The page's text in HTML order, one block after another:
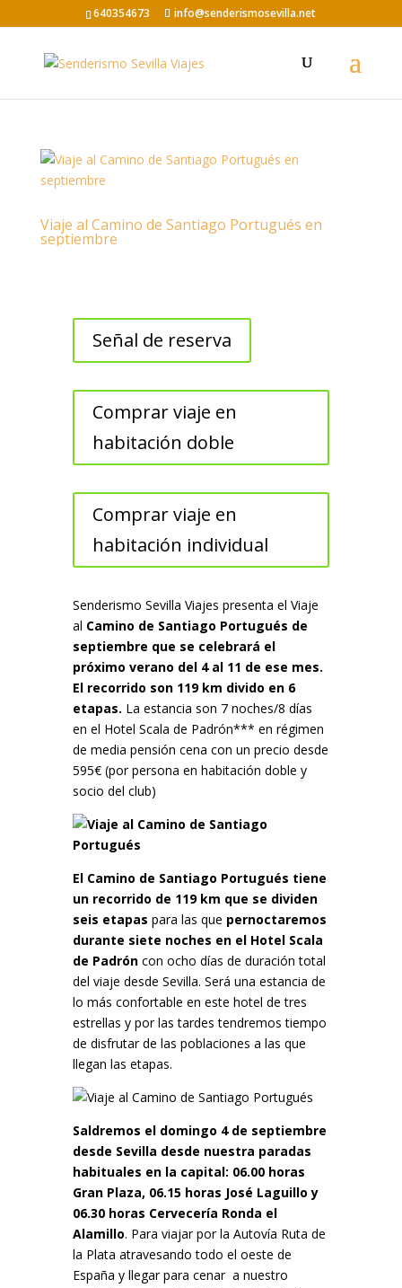
640354673 info@senderismosevilla.net
Viaje al Camino de Santiago Portugués en
septiembre
Señal de reserva
Comprar viaje en
habitación doble
Comprar viaje en
habitación individual
Senderismo Sevilla Viajes presenta el Viaje
al Camino de Santiago Portugués de
septiembre que se celebrará el
próximo verano del 4 al 11 de ese mes.
El recorrido son 119 km divido en 6
etapas. La estancia son 7 noches/8 días
en el Hotel Scala de Padrón*** en régimen
de media pensión cena con un precio desde
595€ (por persona en habitación doble y
socio del club)
El Camino de Santiago Portugués tiene
un recorrido de 119 km que se dividen
seis etapas para las que pernoctaremos
durante siete noches en el Hotel Scala
de Padróncon ocho días de duración total
del viaje desde Sevilla. Será una estancia de
lo más confortable en este hotel de tres
estrellas y por las tardes tendremos tiempo
de disfrutar de las poblaciones a las que
llegan las etapas.
Saldremos el domingo 4 de septiembre
desde Sevilla desde nuestra paradas
habituales en la capital: 06.00 horas
Gran Plaza, 06.15 horas José Laguillo y
06.30 horas Cervecería Ronda el
Alamillo. Para viajar por la Autovía Ruta de
la Plata atravesando todo el oeste de
España y llegar para cenar a nuestro